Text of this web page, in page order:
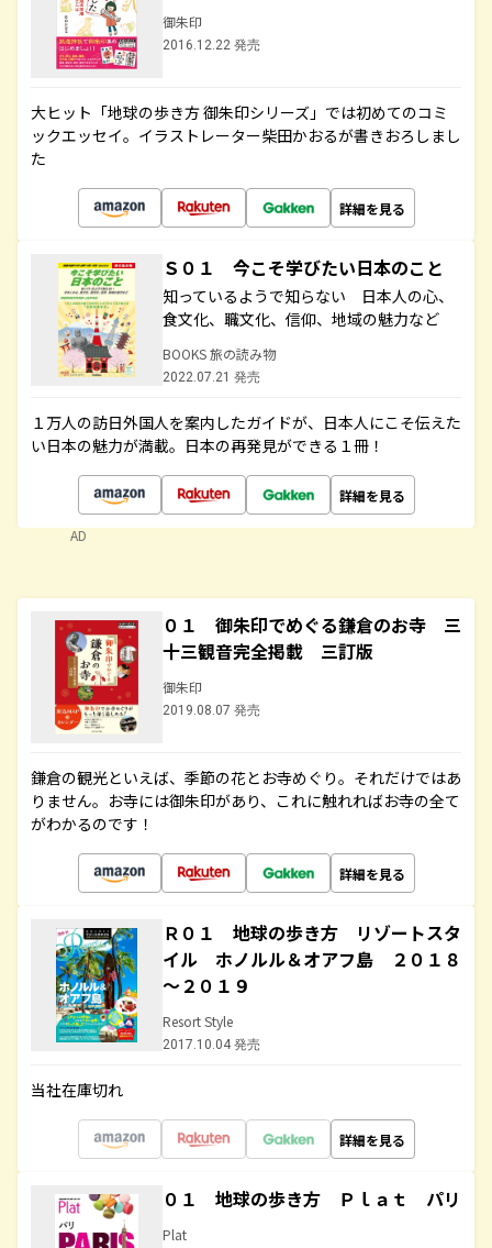
御朱印
2016.12.22 発売
大ヒット「地球の歩き方 御朱印シリーズ」では初めてのコミ
ックエッセイ。イラストレーター柴田かおるが書きおろしまし
た
詳細を見る
Ｓ０１ 今こそ学びたい日本のこと
知っているようで知らない 日本人の心、
食文化、職文化、信仰、地域の魅力など
BOOKS 旅の読み物
2022.07.21 発売
１万人の訪日外国人を案内したガイドが、日本人にこそ伝えた
い日本の魅力が満載。日本の再発見ができる１冊！
詳細を見る
AD
０１ 御朱印でめぐる鎌倉のお寺 三
十三観音完全掲載 三訂版
御朱印
2019.08.07 発売
鎌倉の観光といえば、季節の花とお寺めぐり。それだけではあ
りません。お寺には御朱印があり、これに触れればお寺の全て
がわかるのです！
詳細を見る
Ｒ０１ 地球の歩き方 リゾートスタ
イル ホノルル＆オアフ島 ２０１８
～２０１９
Resort Style
2017.10.04 発売
当社在庫切れ
詳細を見る
０１ 地球の歩き方 Ｐｌａｔ パリ
Plat